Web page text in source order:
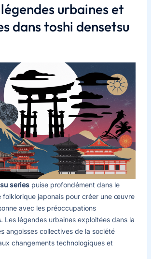
urbaines et
dans toshi densetsu
seriespuise profondément dans le
folklorique japonais pour créer une œuvre
avec les préoccupations
Les légendes urbaines exploitées dans la
angoisses collectives de la société
changements technologiques et